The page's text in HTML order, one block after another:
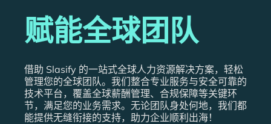
赋能全球团队
借助 Slasify 的一站式全球人力资源解决方案，轻松
管理您的全球团队。我们整合专业服务与安全可靠的
技术平台，覆盖全球薪酬管理、合规保障等关键环
节，满足您的业务需求。无论团队身处何地，我们都
能提供无缝衔接的支持，助力企业顺利出海！